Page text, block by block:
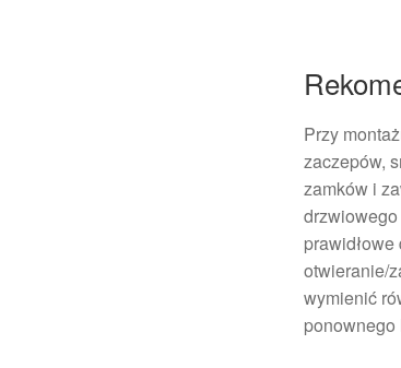
Przy
zaczepów,
zamków i
otwieranie/
wymienić